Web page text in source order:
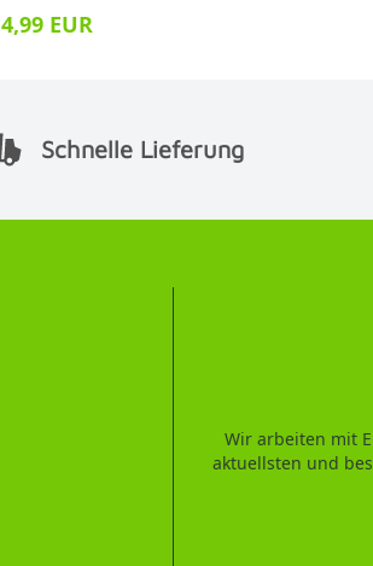
4,99 EUR
Schnelle Lieferung
Wir arbeiten mit
aktuellsten und